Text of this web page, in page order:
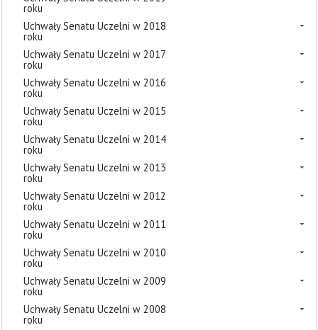
roku
Uchwały Senatu Uczelni w 2018
roku
Uchwały Senatu Uczelni w 2017
roku
Uchwały Senatu Uczelni w 2016
roku
Uchwały Senatu Uczelni w 2015
roku
Uchwały Senatu Uczelni w 2014
roku
Uchwały Senatu Uczelni w 2013
roku
Uchwały Senatu Uczelni w 2012
roku
Uchwały Senatu Uczelni w 2011
roku
Uchwały Senatu Uczelni w 2010
roku
Uchwały Senatu Uczelni w 2009
roku
Uchwały Senatu Uczelni w 2008
roku